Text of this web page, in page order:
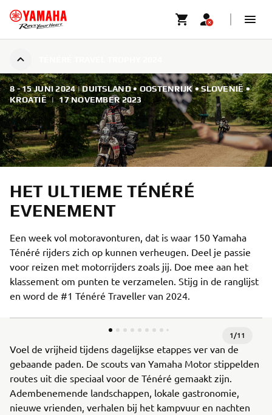
8 - 15 JUNI 2024 | DUITSLAND • OOSTENRIJK • SLOVENIË •
KROATIË | 17 NOVEMBER 2023
HET ULTIEME TÉNÉRÉ
EVENEMENT
Een week vol motoravonturen, dat is waar 150 Yamaha
Ténéré rijders zich op kunnen verheugen. Deel je passie
voor reizen met motorrijders zoals jij. Doe mee aan het
klassement om punten te verzamelen. Stijg in de ranglijst
en word de #1 Ténéré Traveller van 2024.
1/11
Voel de vrijheid tijdens dagelijkse etappes ver van de
gebaande paden. De scouts van Yamaha Motor stippelden
routes uit die speciaal voor de Ténéré gemaakt zijn.
Adembenemende landschappen, lokale gastronomie,
nieuwe vrienden, verhalen bij het kampvuur en nachten